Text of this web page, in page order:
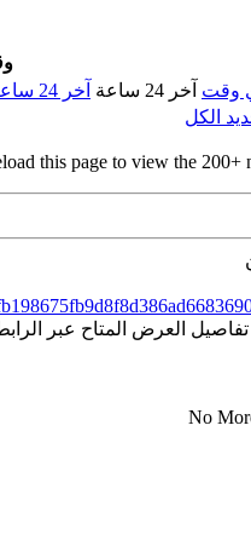
وقت آخر 24 ساعة آخر 24 ساعة
الكل
this page to view the 200+
العرض المتاح عبر
No